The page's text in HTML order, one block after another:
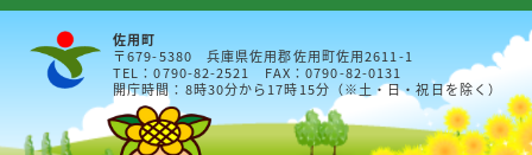
佐用町
〒679-5380 兵庫県佐用郡佐用町佐用2611-1
TEL：0790-82-2521 FAX：0790-82-0131
開庁時間：8時30分から17時15分（※土・日・祝日を除く）